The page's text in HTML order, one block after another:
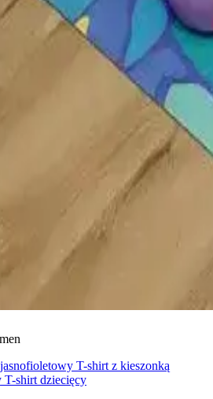
jasnofioletowy T-shirt z kieszonką
T-shirt dziecięcy